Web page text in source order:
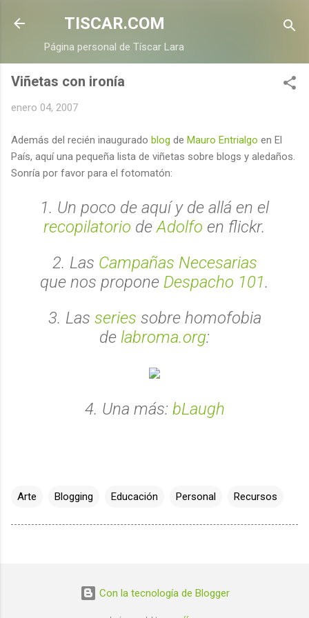
Ir al contenido principal
TISCAR.COM
Página personal de Tíscar Lara
Viñetas con ironía
enero 04, 2007
Además del recién inaugurado blog de Mauro Entrialgo en El
País, aquí una pequeña lista de viñetas sobre blogs y aledaños.
Sonría por favor para el fotomatón:
1. Un poco de aquí y de allá en el
recopilatorio deAdolfo en flickr.
2. Las Campañas Necesarias
que nos propone Despacho 101.
3. Las series sobre homofobia
de labroma.org:
4. Una más: bLaugh
Arte Blogging Educación Personal Recursos
Con la tecnología de Blogger